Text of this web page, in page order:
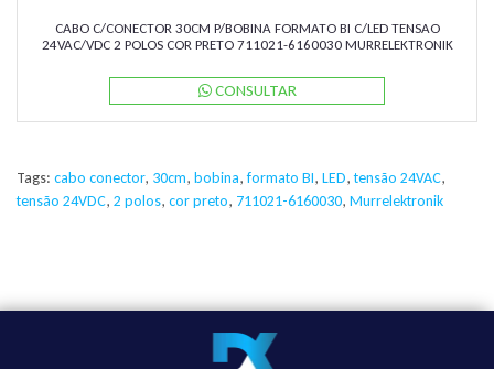
CABO C/CONECTOR 30CM P/BOBINA FORMATO BI C/LED TENSAO
24VAC/VDC 2 POLOS COR PRETO 711021-6160030 MURRELEKTRONIK
CONSULTAR
Tags: cabo conector, 30cm, bobina,formato BI, LED,tensão 24VAC,
tensão 24VDC, 2 polos, cor preto, 711021-6160030, Murrelektronik